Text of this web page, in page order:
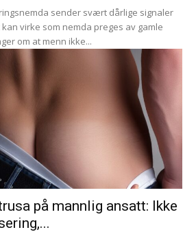
sender svært dårlige signaler
virke som nemda preges av gamle
om at menn ikke...
på mannlig ansatt: Ikke